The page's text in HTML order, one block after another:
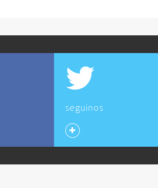
seguinos